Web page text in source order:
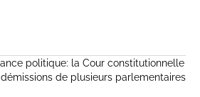
politique: la Cour constitutionnelle
de plusieurs parlementaires